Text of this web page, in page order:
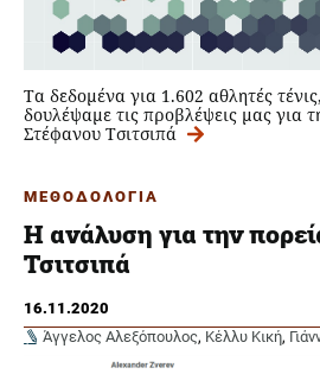
Τα δεδομένα για 1.602 αθλητές
δουλέψαμε τις προβλέψεις μας για
Στέφανου Τσιτσιπά
ΜΕΘΟΔΟΛΟΓΙΑ
Η ανάλυση για την
Τσιτσιπά
16.11.2020
Άγγελος Αλεξόπουλος, Κέλλυ Κική,